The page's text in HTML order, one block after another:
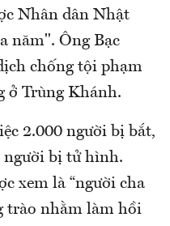
Nhân dân Nhật
năm". Ông Bạc
chống tội phạm
ở Trùng Khánh.
2.000 người bị bắt,
người bị tử hình.
xem là “người cha
trào nhằm làm hồi